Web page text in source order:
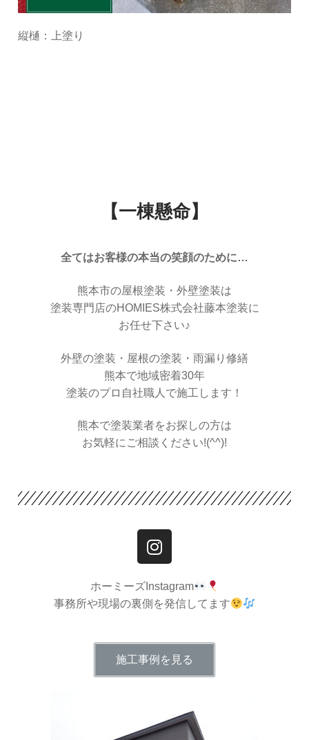
縦樋：上塗り
【一棟懸命】
全てはお客様の本当の笑顔のために…
熊本市の屋根塗装・外壁塗装は
塗装専門店のHOMIES株式会社藤本塗装に
お任せ下さい♪
外壁の塗装・屋根の塗装・雨漏り修繕
熊本で地域密着30年
塗装のプロ自社職人で施工します！
熊本で塗装業者をお探しの方は
お気軽にご相談ください!(^^)!
ホーミーズInstagram
事務所や現場の裏側を発信してます
施工事例を見る